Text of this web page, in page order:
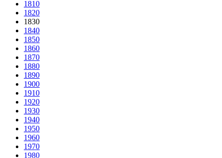
1810
1820
1830
1840
1850
1860
1870
1880
1890
1900
1910
1920
1930
1940
1950
1960
1970
1980